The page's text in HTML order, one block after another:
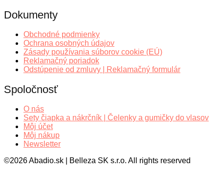
Dokumenty
Obchodné podmienky
Ochrana osobných údajov
Zásady používania súborov cookie (EÚ)
Reklamačný poriadok
Odstúpenie od zmluvy | Reklamačný formulár
Spoločnosť
O nás
Sety čiapka a nákrčník | Čelenky a gumičky do vlasov
Môj účet
Môj nákup
Newsletter
©2026 Abadio.sk | Belleza SK s.r.o. All rights reserved